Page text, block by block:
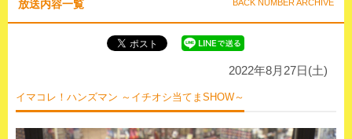
放送内容一覧 BACK NUMBER ARCHIVE
2022年8月27日(土)
イマコレ！ハンズマン ～イチオシ当てまSHOW～